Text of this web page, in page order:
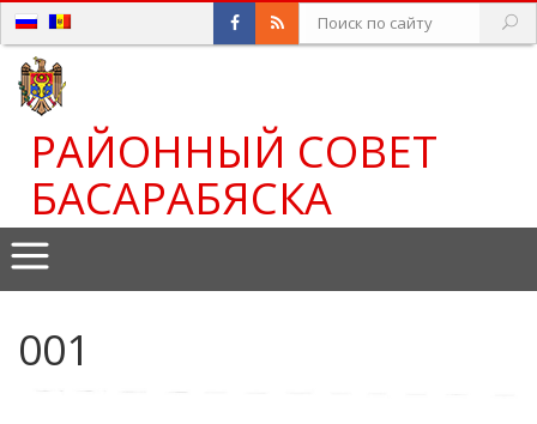
РАЙОННЫЙ СОВЕТ
БАСАРАБЯСКА
001